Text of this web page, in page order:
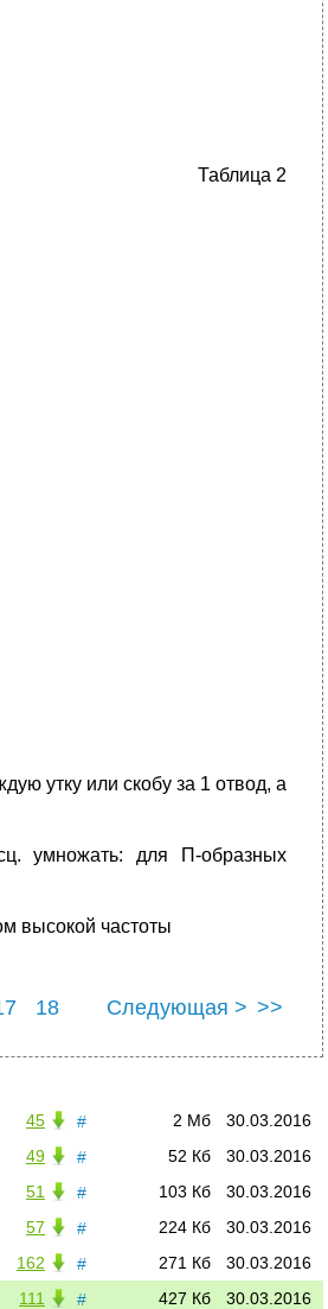
Таблица 2
утку или скобу за 1 отвод, а
умножать: для П-образных
высокой частоты
18
Следующая > >>
# 30.03.2016
2 Мб
45
#
30.03.2016
52 Кб
49
#
30.03.2016
103 Кб
51
#
30.03.2016
224 Кб
57
#
30.03.2016
271 Кб
162
#
30.03.2016
427 Кб
111